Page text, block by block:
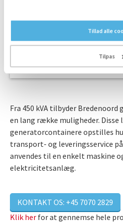
Tillad alle
Tilpas
Kompetent placering
5. Din Energi!
Start dit projekt nu
Fra 450 kVA tilbyder
en lang række muligheder. Disse
generatorcontainere opstilles
transport- og leveringsservice
anvendes til en enkelt maskine
elektricitetsanlæg.
KONTAKT OS: +45 7070 2829
Klik her for at gennemse hele